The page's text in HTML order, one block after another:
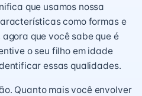
que usamos nossa
como formas e
que você sabe que é
o seu filho em idade
essas qualidades.
Quanto mais você envolver